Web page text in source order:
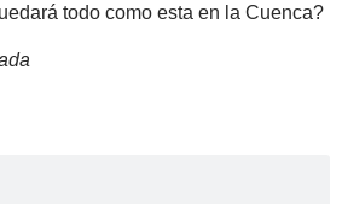
todo como esta en la Cuenca?